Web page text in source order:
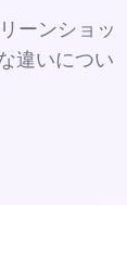
ーンショッ
違いについ